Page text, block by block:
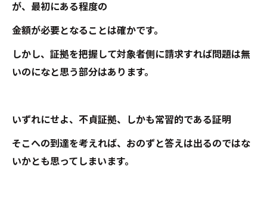
が、最初にある程度の
金額が必要となることは確かです。
しかし、証拠を把握して対象者側に請求すれば問題は無
いのになと思う部分はあります。
いずれにせよ、不貞証拠、しかも常習的である証明
そこへの到達を考えれば、おのずと答えは出るのではな
いかとも思ってしまいます。